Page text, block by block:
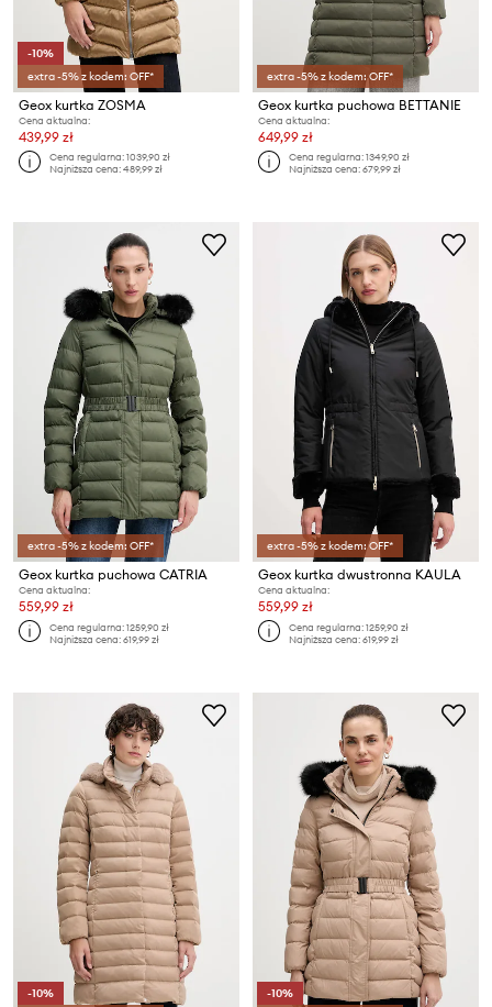
-10%
extra -5% z kodem: OFF*
Geox kurtka ZOSMA
Cena aktualna:
439,99 zł
Cena regularna:1039,90 zł
Najniższa cena:489,99 zł
extra -5% z kodem: OFF*
Geox kurtka puchowa BETTANIE
Cena aktualna:
649,99 zł
Cena regularna:1349,90 zł
Najniższa cena:679,99 zł
extra -5% z kodem: OFF*
Geox kurtka puchowa CATRIA
Cena aktualna:
559,99 zł
Cena regularna:1259,90 zł
Najniższa cena:619,99 zł
extra -5% z kodem: OFF*
Geox kurtka dwustronna KAULA
Cena aktualna:
559,99 zł
Cena regularna:1259,90 zł
Najniższa cena:619,99 zł
-10%
-10%